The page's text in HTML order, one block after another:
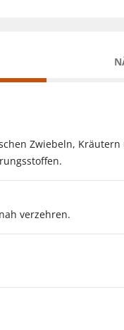
Zwiebeln,
verzehren.